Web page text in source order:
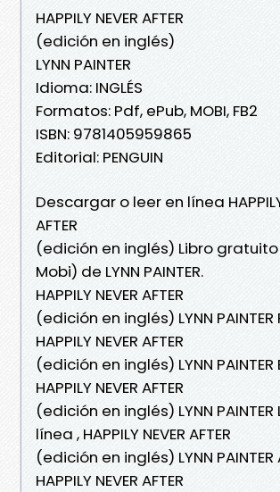
HAPPILY NEVER AFTER
(edición en inglés)
LYNN PAINTER
Idioma: INGLÉS
Formatos: Pdf, ePub, MOBI, FB2
ISBN: 9781405959865
Editorial: PENGUIN
Descargar o leer en línea HAPPILY
AFTER
(edición en inglés) Libro gratuito
Mobi) de LYNN PAINTER.
HAPPILY NEVER AFTER
(edición en inglés) LYNN PAINTER
HAPPILY NEVER AFTER
(edición en inglés) LYNN PAINTER
HAPPILY NEVER AFTER
(edición en inglés) LYNN PAINTER
línea , HAPPILY NEVER AFTER
(edición en inglés) LYNN
HAPPILY NEVER AFTER